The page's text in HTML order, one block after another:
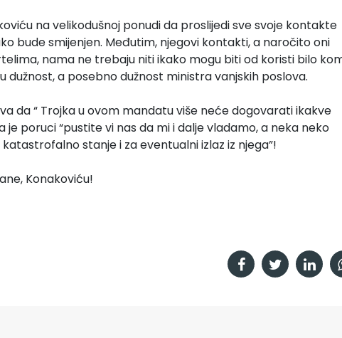
na velikodušnoj ponudi da proslijedi sve svoje kontakte
bude smijenjen. Međutim, njegovi kontakti, a naročito oni
nama ne trebaju niti ikako mogu biti od koristi bilo
dužnost, a posebno dužnost ministra vanjskih poslova.
da “ Trojka u ovom mandatu više neće dogovarati ikakve
je poruci “pustite vi nas da mi i dalje vladamo, a neka neko
stanje i za eventualni izlaz iz njega”!
Konakoviću!